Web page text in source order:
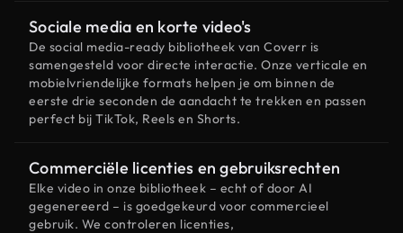
Sociale media en korte video's
De social media-ready bibliotheek van Coverr is
samengesteld voor directe interactie. Onze verticale en
mobielvriendelijke formats helpen je om binnen de
eerste drie seconden de aandacht te trekken en passen
perfect bij TikTok, Reels en Shorts.
Commerciële licenties en gebruiksrechten
Elke video in onze bibliotheek – echt of door AI
gegenereerd – is goedgekeurd voor commercieel
gebruik. We controleren licenties,